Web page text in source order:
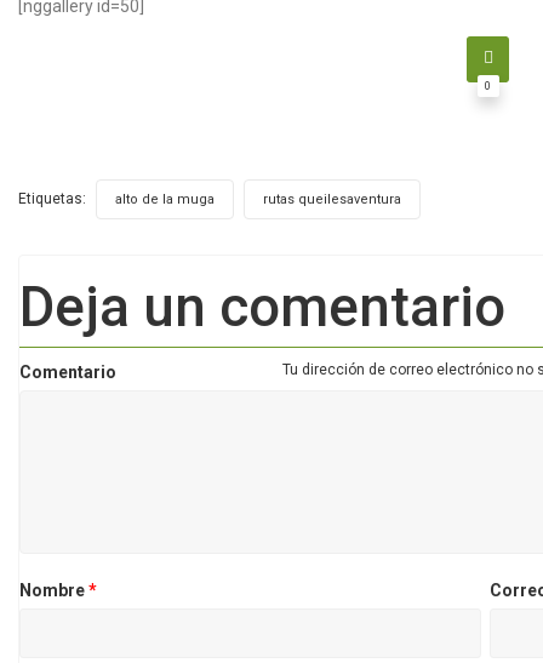
[nggallery id=50]
0
Etiquetas: alto de la muga rutas queilesaventura
Deja un comentario
Tu dirección de correo electrónico no
Comentario
Nombre*